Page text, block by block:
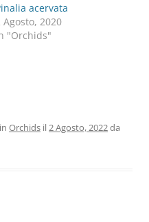
acervata
Agosto, 2020
"Orchids"
Orchids il 2 Agosto, 2022da